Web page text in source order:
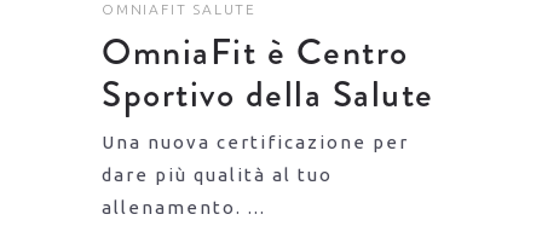
OMNIAFIT SALUTE
OmniaFit è Centro
Sportivo della Salute
Una nuova certificazione per
dare più qualità al tuo
allenamento.